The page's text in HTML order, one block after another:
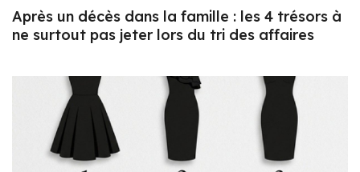
Après un décès dans la famille : les 4 trésors à
ne surtout pas jeter lors du tri des affaires